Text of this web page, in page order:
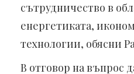
сътрудничество в
енергетиката,
технологии, обясни
В отговор на въпрос